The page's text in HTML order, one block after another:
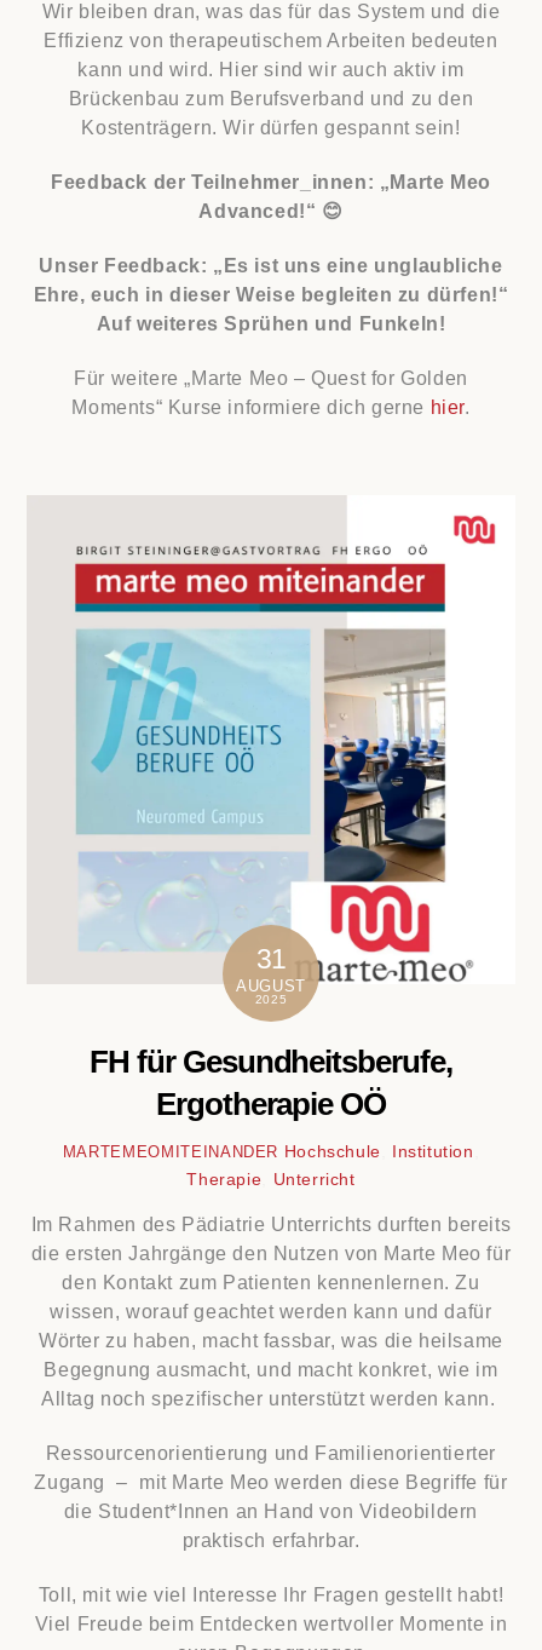
Wir bleiben dran, was das für das System und die
Effizienz von therapeutischem Arbeiten bedeuten
kann und wird. Hier sind wir auch aktiv im
Brückenbau zum Berufsverband und zu den
Kostenträgern. Wir dürfen gespannt sein!
Feedback der Teilnehmer_innen: „Marte Meo
Advanced!“ 😊
Unser Feedback: „Es ist uns eine unglaubliche
Ehre, euch in dieser Weise begleiten zu dürfen!“
Auf weiteres Sprühen und Funkeln!
Für weitere „Marte Meo – Quest for Golden
Moments“ Kurse informiere dich gerne hier.
31
AUGUST
2025
FH für Gesundheitsberufe,
Ergotherapie OÖ
MARTEMEOMITEINANDER Hochschule Institution
Therapie
Unterricht
Im Rahmen des Pädiatrie Unterrichts durften bereits
die ersten Jahrgänge den Nutzen von Marte Meo für
den Kontakt zum Patienten kennenlernen. Zu
wissen, worauf geachtet werden kann und dafür
Wörter zu haben, macht fassbar, was die heilsame
Begegnung ausmacht, und macht konkret, wie im
Alltag noch spezifischer unterstützt werden kann.
Ressourcenorientierung und Familienorientierter
Zugang – mit Marte Meo werden diese Begriffe für
die Student*Innen an Hand von Videobildern
praktisch erfahrbar.
Toll, mit wie viel Interesse Ihr Fragen gestellt habt!
Viel Freude beim Entdecken wertvoller Momente in